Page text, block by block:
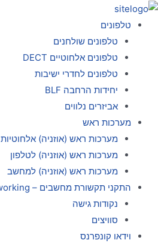
דילוג
לתוכן
טלפונים
טלפונים שולחנים
טלפונים אלחוטיים DECT
טלפונים לחדרי ישיבות
יחידות הרחבה BLF
אביזרים נלווים
מערכות ראש
מערכות ראש (אוזניה) אלחוטיות
מערכות ראש (אוזניה) לטלפון
מערכות ראש (אוזניה) למחשב
התקני תקשורת מחשבים – Networking
נקודות גישה
סוויצים
וידאו קונפרנס